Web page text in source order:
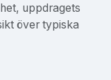
uppdragets
över typiska